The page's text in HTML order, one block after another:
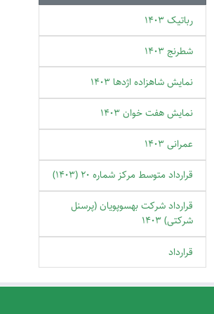
رباتیک 1403
شطرنج 1403
نمایش شاهزاده اژدها 1403
نمایش هفت خوان 1403
عمرانی 1403
قرارداد متوسط مرکز شماره 20 (1403)
قرارداد شرکت بهسوپویان (پرسنل
شرکتی) 1403
قرارداد